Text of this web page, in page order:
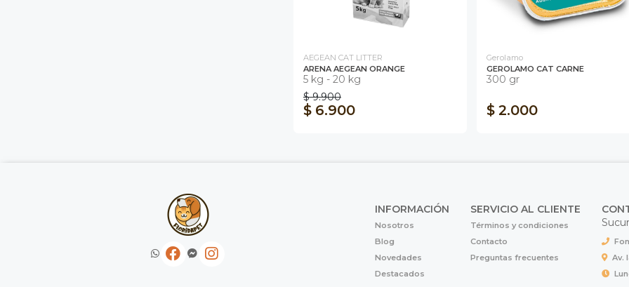
AEGEAN CAT LITTER
ARENA AEGEAN ORANGE
5 kg - 20 kg
$ 9.900
$ 6.900
Gerolamo
GEROLAMO CAT CARNE
300 gr
$ 2.000
INFORMACIÓN
Nosotros
Blog
Novedades
Destacados
SERVICIO AL CLIENTE
Términos y condiciones
Contacto
Preguntas frecuentes
Av.